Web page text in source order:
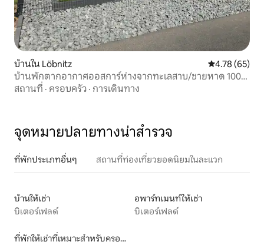
บ้านใน Löbnitz คะแนนเฉลี่ย
4.78 (65)
บ้านพักตากอากาศออสการ์ห่างจากทะเลสาบ/ชายหาด 100
เมตร
สถานที่ · ครอบครัว · การเดินทาง
จุดหมายปลายทางน่าสำรวจ
ที่พักประเภทอื่นๆ สถานที่ท่องเที่ยวยอดนิยมในละแวก
บ้านให้เช่า
บิเตอร์เฟลด์
อพาร์ทเมนท์ให้เช่า
บิเตอร์เฟลด์
ที่พักให้เช่าที่เหมาะสำหรับครอบครัว